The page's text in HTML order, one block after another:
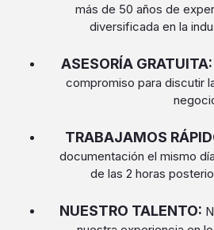
más de 50 años de
diversificada en la
ASESORÍA GRATUITA:
compromiso para discutir
TRABAJAMOS
documentación el mismo
de las 2 horas
NUESTRO TALENTO: